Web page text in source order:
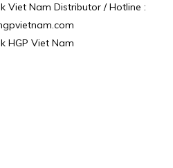
Viet Nam Distributor / Hotline :
HGP Viet Nam